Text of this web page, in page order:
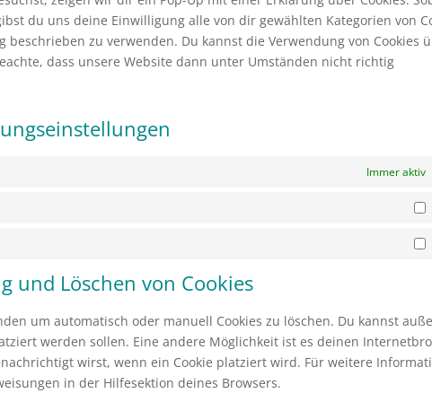
du uns deine Einwilligung alle von dir gewählten Kategorien von
beschrieben zu verwenden. Du kannst die Verwendung von Cookies
dass unsere Website dann unter Umständen nicht richtig
Immer aktiv
und Löschen von Cookies
um automatisch oder manuell Cookies zu löschen. Du kannst
werden sollen. Eine andere Möglichkeit ist es deinen
wirst, wenn ein Cookie platziert wird. Für weitere
in der Hilfesektion deines Browsers.